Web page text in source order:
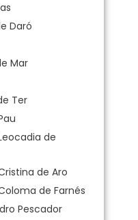
Daró
Mar
Ter
de
de Aro
de Farnés
Pescador